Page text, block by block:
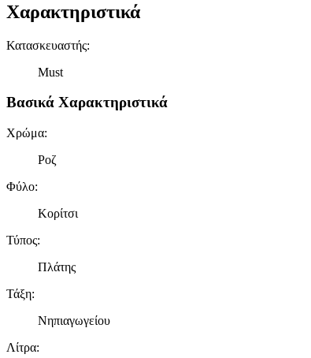
Χαρακτηριστικά
Κατασκευαστής:
Must
Βασικά Χαρακτηριστικά
Χρώμα:
Ροζ
Φύλο:
Κορίτσι
Τύπος:
Πλάτης
Τάξη:
Νηπιαγωγείου
Λίτρα: